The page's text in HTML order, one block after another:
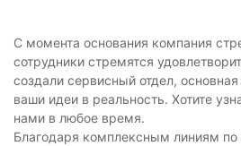
С момента основания компания
сотрудники стремятся
создали сервисный отдел,
ваши идеи в реальность. Хотите
нами в любое время.
Благодаря комплексным линиям